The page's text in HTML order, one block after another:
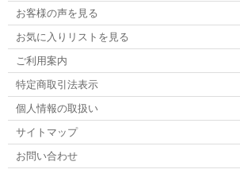
お客様の声を見る
お気に入りリストを見る
ご利用案内
特定商取引法表示
個人情報の取扱い
サイトマップ
お問い合わせ